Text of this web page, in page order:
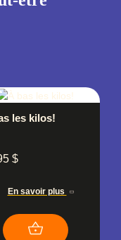
les kilos!
$
En savoir plus